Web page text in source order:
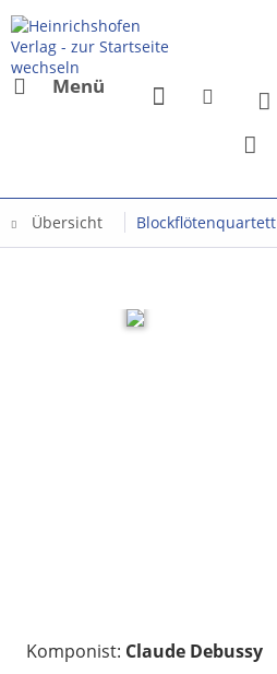
Menü
Übersicht Blockflötenquartett
Komponist: Claude Debussy